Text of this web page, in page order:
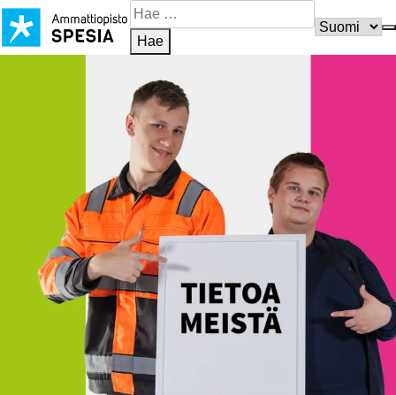
Siirry
sisältöön
Hae
sivustosta
Hae